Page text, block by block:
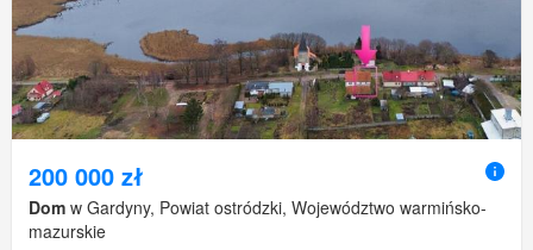
200 000 zł
Dom w Gardyny, Powiat ostródzki, Województwo warmińsko-
mazurskie